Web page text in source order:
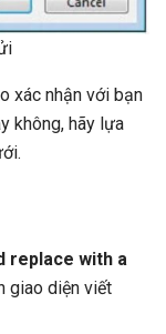
xác nhận với bạn
không, hãy lựa
replace with a
giao diện viết